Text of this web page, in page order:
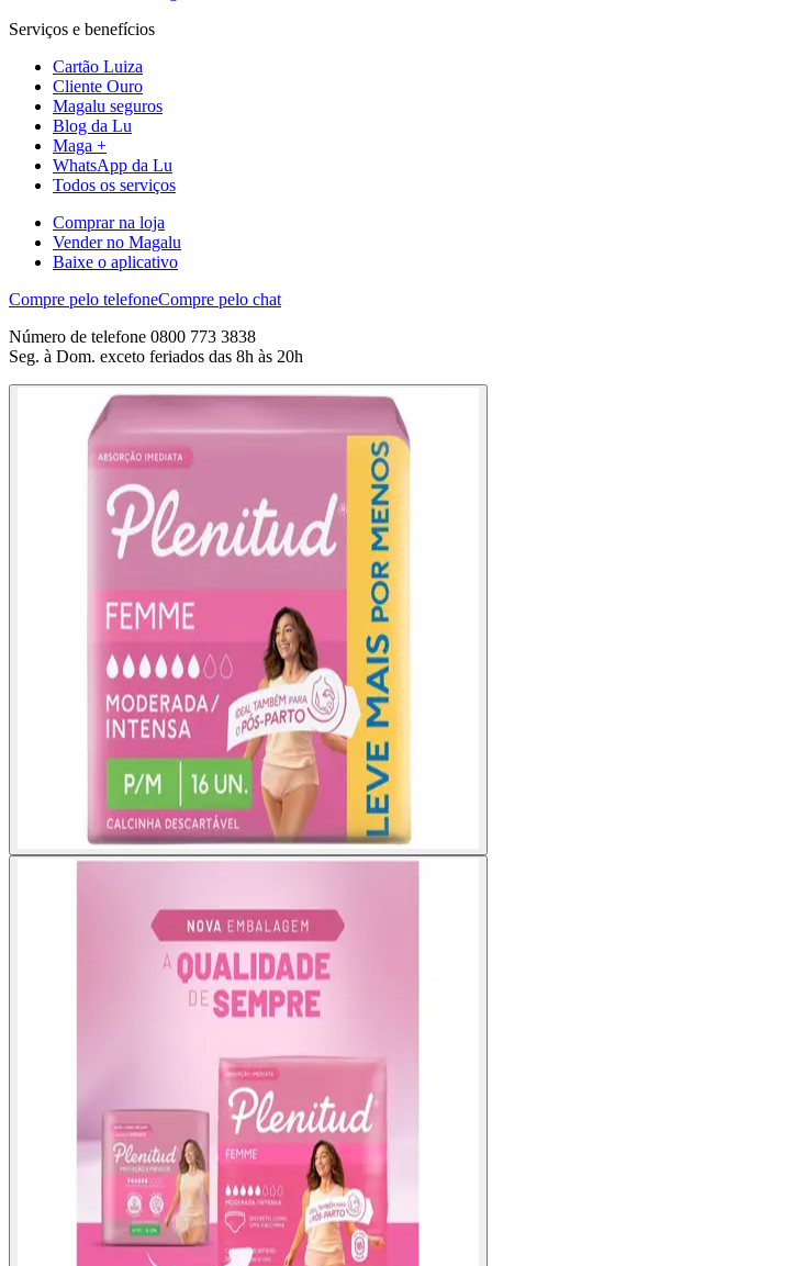
Serviços e benefícios
Cartão Luiza
Cliente Ouro
Magalu seguros
Blog da Lu
Maga +
WhatsApp da Lu
Todos os serviços
Comprar na loja
Vender no Magalu
Baixe o aplicativo
Compre pelo telefoneCompre pelo chat
Número de telefone 0800 773 3838
Seg. à Dom. exceto feriados das 8h às 20h